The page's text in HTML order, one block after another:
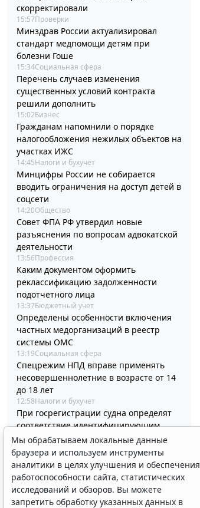
скорректировали
15:57Проверки
Минздрав России актуализировал
стандарт медпомощи детям при
болезни Гоше
15:34Социальная сфера
Перечень случаев изменения
существенных условий контракта
решили дополнить
15:02Бизнес
Гражданам напомнили о порядке
налогообложения нежилых объектов на
участках ИЖС
14:45Налоги и бухучет
Минцифры России не собирается
вводить ограничения на доступ детей в
соцсети
14:20Общество
Совет ФПА РФ утвердил новые
разъяснения по вопросам адвокатской
деятельности
13:56Профессия
Каким документом оформить
реклассификацию задолженности
подотчетного лица
13:37Бюджетный учет
Определены особенности включения
частных медорганизаций в реестр
системы ОМС
13:19Социальная сфера
Спецрежим НПД вправе применять
несовершеннолетние в возрасте от 14
до 18 лет
12:58Налоги и бухучет
При госрегистрации судна определят
соответствие идентифицирующим
признакам
12:34Транспорт
В Госдуме предложили заменить ЕГЭ
аттестацией в форме государственного
экзамена
12:15Образование
Мы обрабатываем локальные данные
браузера и используем инструменты
аналитики в целях улучшения и обеспечения
работоспособности сайта, статистических
исследований и обзоров. Вы можете
запретить обработку указанных данных в